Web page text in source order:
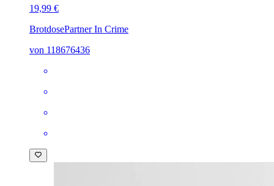
19,99 €
BrotdosePartner In Crime
von 118676436